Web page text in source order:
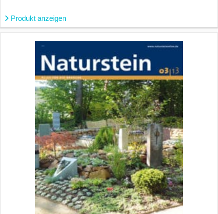
Produkt anzeigen